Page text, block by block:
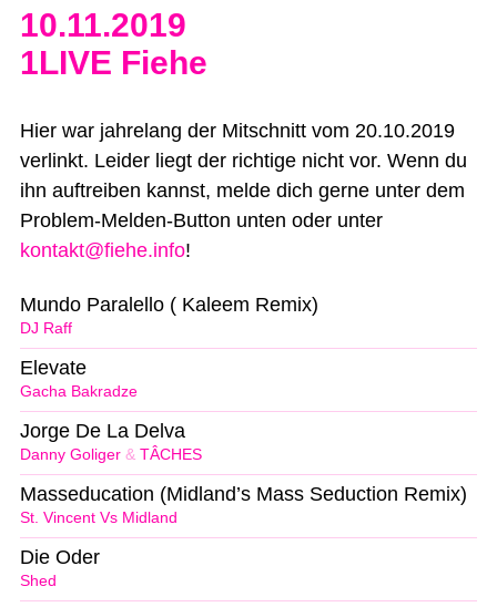
10.11.2019
1LIVE Fiehe
Hier war jahrelang der Mitschnitt vom 20.10.2019
verlinkt. Leider liegt der richtige nicht vor. Wenn du
ihn auftreiben kannst, melde dich gerne unter dem
Problem-Melden-Button unten oder unter
kontakt@fiehe.info!
DJ Raff
Mundo Paralello ( Kaleem Remix)
Gacha Bakradze
Elevate
Danny Goliger & TÂCHES
Jorge De La Delva
St. Vincent Vs Midland
Masseducation (Midland’s Mass Seduction Remix)
Shed
Die Oder